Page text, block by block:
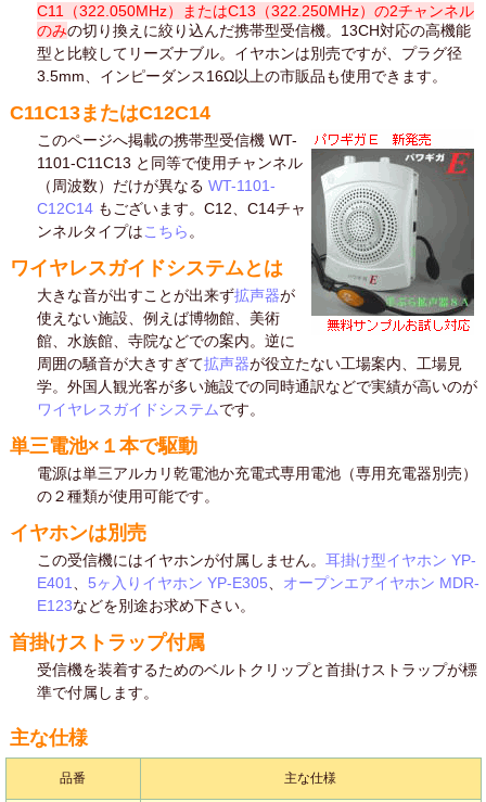
C11（322.050MHz）またはC13（322.250MHz）の2チャンネル
のみの切り換えに絞り込んだ携帯型受信機。13CH対応の高機能
型と比較してリーズナブル。イヤホンは別売ですが、プラグ径
3.5mm、インピーダンス16Ω以上の市販品も使用できます。
C11C13またはC12C14
このページへ掲載の携帯型受信機 WT-
1101-C11C13 と同等で使用チャンネル
（周波数）だけが異なる WT-1101-
C12C14もございます。C12、C14チャ
ンネルタイプはこちら 。
ワイヤレスガイドシステムとは
大きな音が出すことが出来ず拡声器が
使えない施設、例えば博物館、美術
館、水族館、寺院などでの案内。逆に
周囲の騒音が大きすぎて拡声器が役立たない工場案内、工場見
学。外国人観光客が多い施設での同時通訳などで実績が高いのが
ワイヤレスガイドシステムです。
単三電池×１本で駆動
電源は単三アルカリ乾電池か充電式専用電池（専用充電器別売）
の２種類が使用可能です。
イヤホンは別売
この受信機にはイヤホンが付属しません。 耳掛け型イヤホン YP-
E401
5ヶ入りイヤホン YP-E305
オープンエアイヤホン MDR-
E123などを別途お求め下さい。
首掛けストラップ付属
受信機を装着するためのベルトクリップと首掛けストラップが標
準で付属します。
主な仕様
品番 主な仕様